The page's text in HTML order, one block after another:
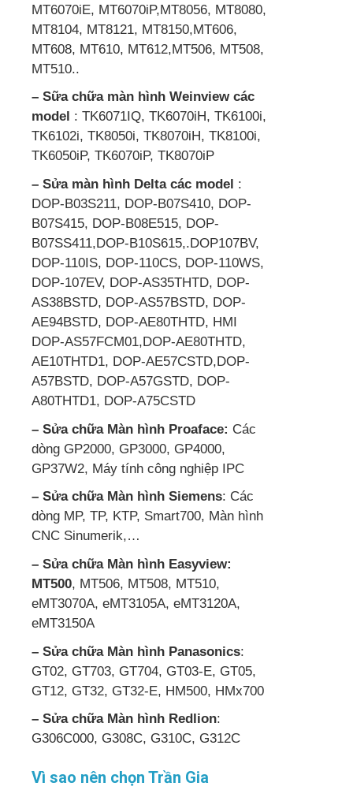
MT6070iE, MT6070iP,MT8056, MT8080,
MT8104, MT8121, MT8150,MT606,
MT608, MT610, MT612,MT506, MT508,
MT510..
– Sữa chữa màn hình Weinview các
model : TK6071IQ, TK6070iH, TK6100i,
TK6102i, TK8050i, TK8070iH, TK8100i,
TK6050iP, TK6070iP, TK8070iP
– Sửa màn hình Delta các model :
DOP-B03S211, DOP-B07S410, DOP-
B07S415, DOP-B08E515, DOP-
B07SS411,DOP-B10S615,.DOP107BV,
DOP-110IS, DOP-110CS, DOP-110WS,
DOP-107EV, DOP-AS35THTD, DOP-
AS38BSTD, DOP-AS57BSTD, DOP-
AE94BSTD, DOP-AE80THTD, HMI
DOP-AS57FCM01,DOP-AE80THTD,
AE10THTD1, DOP-AE57CSTD,DOP-
A57BSTD, DOP-A57GSTD, DOP-
A80THTD1, DOP-A75CSTD
– Sửa chữa Màn hình Proaface: Các
dòng GP2000, GP3000, GP4000,
GP37W2, Máy tính công nghiệp IPC
– Sửa chữa Màn hình Siemens: Các
dòng MP, TP, KTP, Smart700, Màn hình
CNC Sinumerik,…
– Sửa chữa Màn hình Easyview:
MT500, MT506, MT508, MT510,
eMT3070A, eMT3105A, eMT3120A,
eMT3150A
– Sửa chữa Màn hình Panasonics:
GT02, GT703, GT704, GT03-E, GT05,
GT12, GT32, GT32-E, HM500, HMx700
– Sửa chữa Màn hình Redlion:
G306C000, G308C, G310C, G312C
Vì sao nên chọn Trần Gia